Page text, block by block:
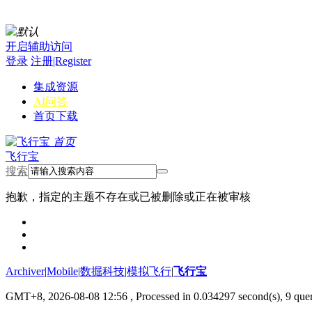
默认
开启辅助访问
登录 注册|Register
集成资源
AI问答
首页下载
首页
飞行宝
搜索
抱歉，指定的主题不存在或已被删除或正在被审核
Archiver|Mobile|数掘科技|模拟飞行|飞行宝
GMT+8, 2026-08-08 12:56 , Processed in 0.034297 second(s), 9